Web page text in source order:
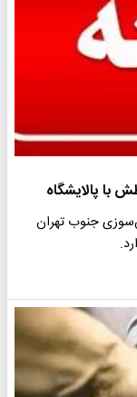
با پالایشگاه
جنوب تهران